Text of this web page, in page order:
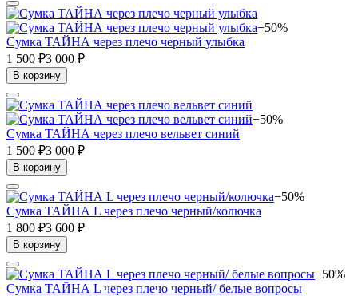
−50%
Сумка ТАЙНА через плечо черный улыбка
1 500 ₽3 000 ₽
В корзину
−50%
Сумка ТАЙНА через плечо вельвет синий
1 500 ₽3 000 ₽
В корзину
−50%
Сумка ТАЙНА L через плечо черный/колючка
1 800 ₽3 600 ₽
В корзину
−50%
Сумка ТАЙНА L через плечо черный/ белые вопросы